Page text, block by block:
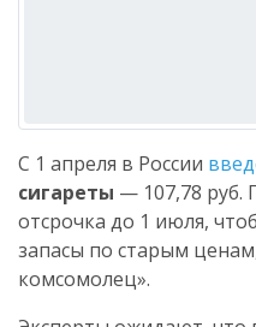
С 1 апреля в России
сигареты — 107,78 руб.
отсрочка до 1 июля,
запасы по старым
комсомолец».